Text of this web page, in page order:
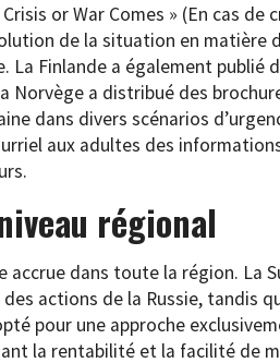
or War Comes » (En cas de
de la situation en matière
La Finlande a également publié
Norvège a distribué des
dans divers scénarios
aux adultes des
régional
accrue dans toute la région. La
actions de la Russie, tandis
pour une approche
la rentabilité et la facilité de